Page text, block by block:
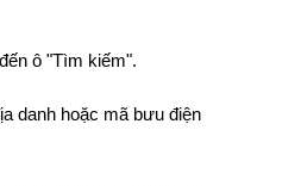
ô "Tìm kiếm".
danh hoặc mã bưu điện